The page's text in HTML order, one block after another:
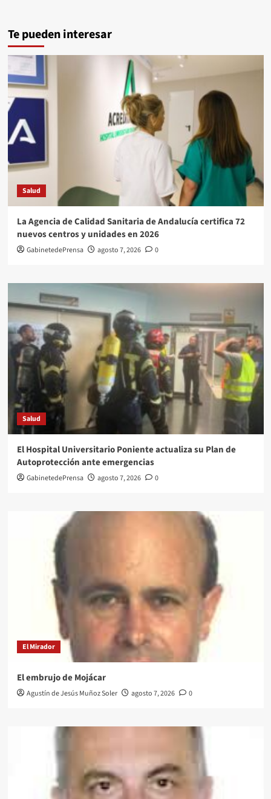
Te pueden interesar
Salud
La Agencia de Calidad Sanitaria de Andalucía certifica 72
nuevos centros y unidades en 2026
GabinetedePrensa agosto 7, 2026 0
Salud
El Hospital Universitario Poniente actualiza su Plan de
Autoprotección ante emergencias
GabinetedePrensa agosto 7, 2026 0
El Mirador
El embrujo de Mojácar
Agustín de Jesús Muñoz Soler agosto 7, 2026 0